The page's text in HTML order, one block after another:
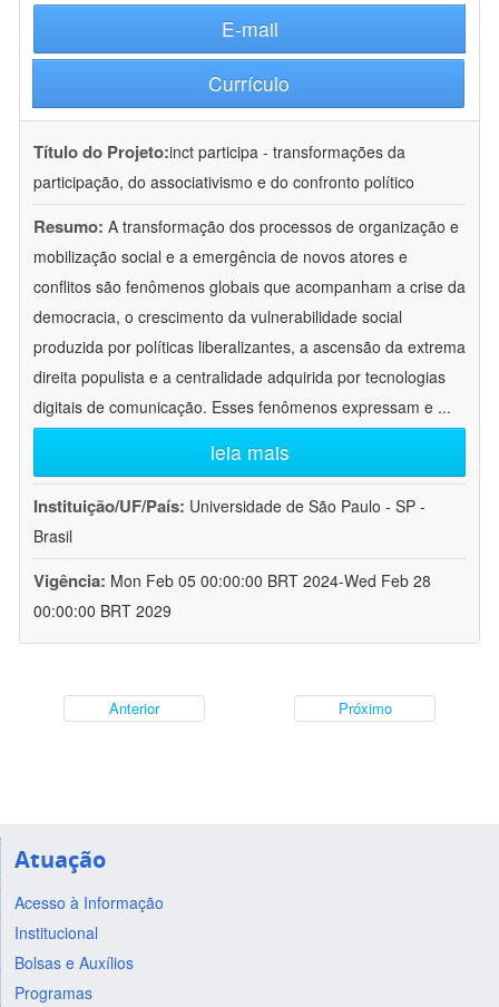
E-mail
Currículo
Título do Projeto:inct participa - transformações da
participação, do associativismo e do confronto político
Resumo: A transformação dos processos de organização e
mobilização social e a emergência de novos atores e
conflitos são fenômenos globais que acompanham a crise da
democracia, o crescimento da vulnerabilidade social
produzida por políticas liberalizantes, a ascensão da extrema
direita populista e a centralidade adquirida por tecnologias
digitais de comunicação. Esses fenômenos expressam e ...
leia mais
Instituição/UF/País: Universidade de São Paulo - SP -
Brasil
Vigência: Mon Feb 05 00:00:00 BRT 2024-Wed Feb 28
00:00:00 BRT 2029
Anterior Próximo
Atuação
Acesso à Informação
Institucional
Bolsas e Auxílios
Programas